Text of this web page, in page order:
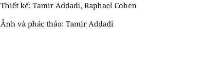
Thiết kế: Tamir Addadi, Raphael Cohen
Ảnh và phác thảo: Tamir Addadi